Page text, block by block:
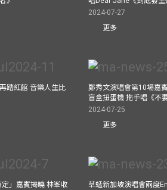
2024-07-27
更多
踏紅館 音樂人生比
鄭秀文演唱會第10場嘉
盲盒扭蛋機 拖手唱《不
2024-07-25
更多
」嘉賓揭曉 林峯收
草蜢新加坡演唱會兩度